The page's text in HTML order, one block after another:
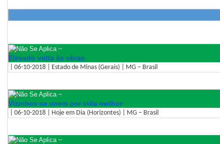
–
Elevado volta às obras
| 06-10-2018 | Estado de Minas (Gerais) | MG – Brasil
–
Vizinhos se unem por vida melhor
| 06-10-2018 | Hoje em Dia (Horizontes) | MG – Brasil
–